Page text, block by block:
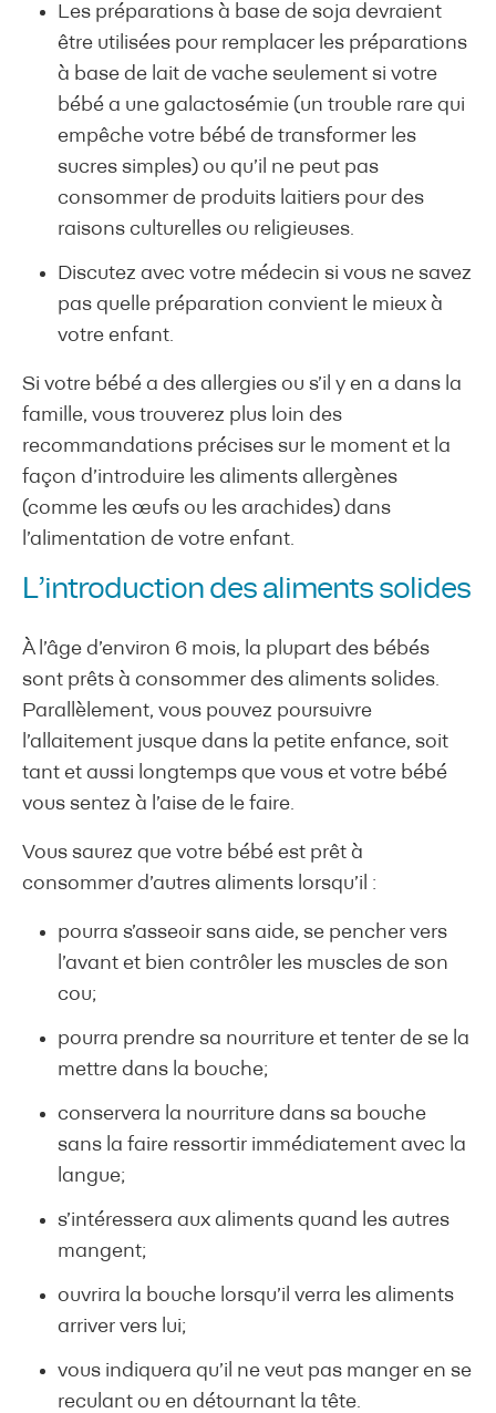
Les préparations à base de soja devraient
être utilisées pour remplacer les préparations
à base de lait de vache seulement si votre
bébé a une galactosémie (un trouble rare qui
empêche votre bébé de transformer les
sucres simples) ou qu’il ne peut pas
consommer de produits laitiers pour des
raisons culturelles ou religieuses.
Discutez avec votre médecin si vous ne savez
pas quelle préparation convient le mieux à
votre enfant.
Si votre bébé a des allergies ou s’il y en a dans la
famille, vous trouverez plus loin des
recommandations précises sur le moment et la
façon d’introduire les aliments allergènes
(comme les œufs ou les arachides) dans
l’alimentation de votre enfant.
L’introduction des aliments solides
À l’âge d’environ 6 mois, la plupart des bébés
sont prêts à consommer des aliments solides.
Parallèlement, vous pouvez poursuivre
l’allaitement jusque dans la petite enfance, soit
tant et aussi longtemps que vous et votre bébé
vous sentez à l’aise de le faire.
Vous saurez que votre bébé est prêt à
consommer d’autres aliments lorsqu’il :
pourra s’asseoir sans aide, se pencher vers
l’avant et bien contrôler les muscles de son
cou;
pourra prendre sa nourriture et tenter de se la
mettre dans la bouche;
conservera la nourriture dans sa bouche
sans la faire ressortir immédiatement avec la
langue;
s’intéressera aux aliments quand les autres
mangent;
ouvrira la bouche lorsqu’il verra les aliments
arriver vers lui;
vous indiquera qu’il ne veut pas manger en se
reculant ou en détournant la tête.